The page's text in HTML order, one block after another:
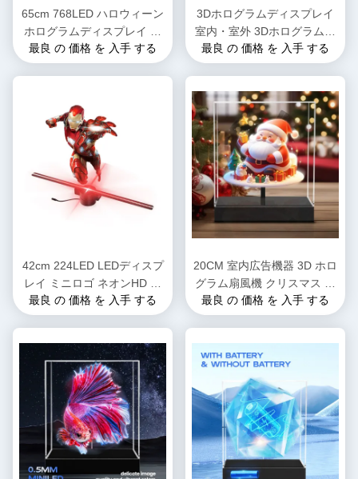
65cm 768LED ハロウィーン
ホログラムディスプレイ フ
ァンのプロジェクター 4K 3D
ホログラムプロジェクター
最良 の 価格 を 入手 する
3Dホログラムディスプレイ
室内・室外 3Dホログラムラ
イトファン コンピュータ イ
ンタラクティブ HDMI 新技術
最良 の 価格 を 入手 する
42cm 224LED LEDディスプ
レイ ミニロゴ ネオンHD ア
クセス ターンスタイル サポ
ート ホログラムLEDファン
グラムファン
最良 の 価格 を 入手 する
20CM 室内広告機器 3D ホロ
グラム扇風機 クリスマス ス
ーパーマーケット バー 新品
デジタルサイネージディスプ
最良 の 価格 を 入手 する